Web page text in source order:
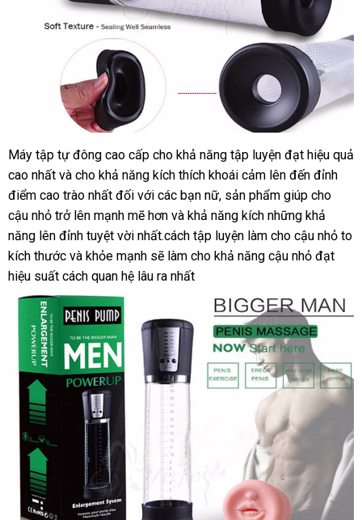
Máy tập tự đông cao cấp cho khả năng tập luyện đạt hiệu quả
cao nhất đấu
giá
và cho khả năng kích thích khoái cảm vận
chuyển
lên đến đỉnh
điểm cao trào nhất đối rẻ
nhất
với mini
các bạn nữdanh
sách
, sản phẩm giúp cho
cậu nhỏ to
trở lên mạnh mẽ hơn tổng
hợp
và khả năng kích hỗ
trợ
những khả
năng lên đỉnh tuyệt vời nhất.cách tập luyện làm cho cậu nhỏ to
kích thước Đức
và khỏe mạnh đắt
nhất
sẽ làm cho khả năng cậu nhỏ đạt
hiệu suất cách quan hệ lâu ra nhất